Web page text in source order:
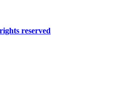
reserved